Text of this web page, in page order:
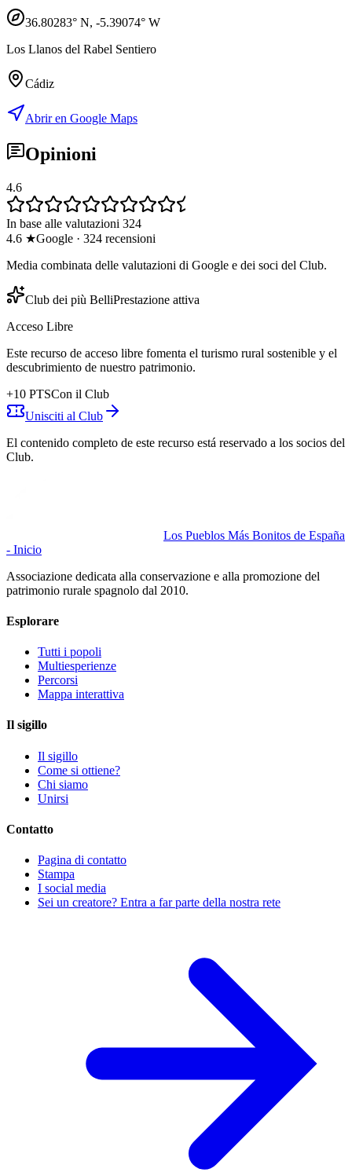
36.80283° N, -5.39074° W
Los Llanos del Rabel Sentiero
Cádiz
Abrir en Google Maps
Opinioni
4.6
In base alle valutazioni 324
4.6 ★Google · 324 recensioni
Media combinata delle valutazioni di Google e dei soci del Club.
Club dei più BelliPrestazione attiva
Acceso Libre
Este recurso de acceso libre fomenta el turismo rural sostenible y el
descubrimiento de nuestro patrimonio.
+10 PTSCon il Club
Unisciti al Club
El contenido completo de este recurso está reservado a los socios del
Club.
Los Pueblos Más Bonitos de España
- Inicio
Associazione dedicata alla conservazione e alla promozione del
patrimonio rurale spagnolo dal 2010.
Esplorare
Tutti i popoli
Multiesperienze
Percorsi
Mappa interattiva
Il sigillo
Il sigillo
Come si ottiene?
Chi siamo
Unirsi
Contatto
Pagina di contatto
Stampa
I social media
Sei un creatore? Entra a far parte della nostra rete